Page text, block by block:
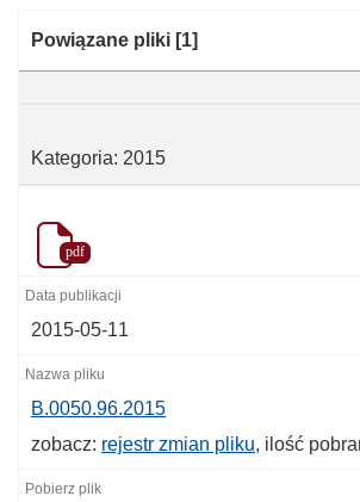
Kategoria:
Powiązane pliki [1]
Kategoria: 2015
pdf
2015-05-11
B.0050.96.2015
zobacz: rejestr zmian pliku, ilość